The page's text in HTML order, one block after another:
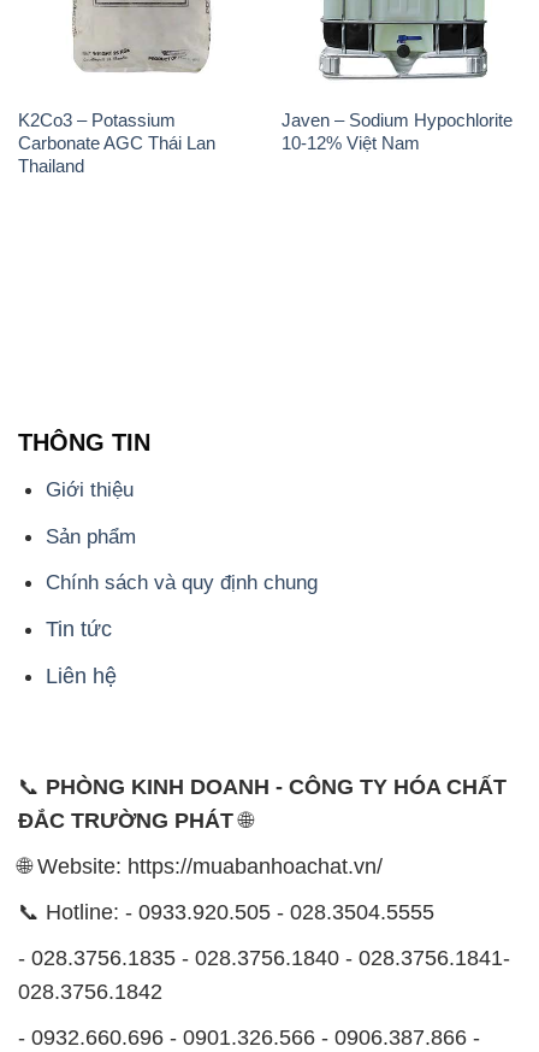
K2Co3 – Potassium
Carbonate AGC Thái Lan
Thailand
Javen – Sodium Hypochlorite
10-12% Việt Nam
THÔNG TIN
Giới thiệu
Sản phẩm
Chính sách và quy định chung
Tin tức
Liên hệ
📞 PHÒNG KINH DOANH - CÔNG TY HÓA CHẤT
ĐẮC TRƯỜNG PHÁT🌐
🌐 Website: https://muabanhoachat.vn/
📞 Hotline: - 0933.920.505 - 028.3504.5555
- 028.3756.1835 - 028.3756.1840 - 028.3756.1841-
028.3756.1842
- 0932.660.696 - 0901.326.566 - 0906.387.866 -